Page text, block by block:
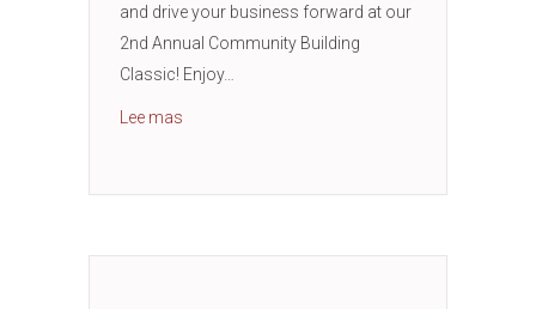
and drive your business forward at our
2nd Annual Community Building
Classic! Enjoy…
Lee mas